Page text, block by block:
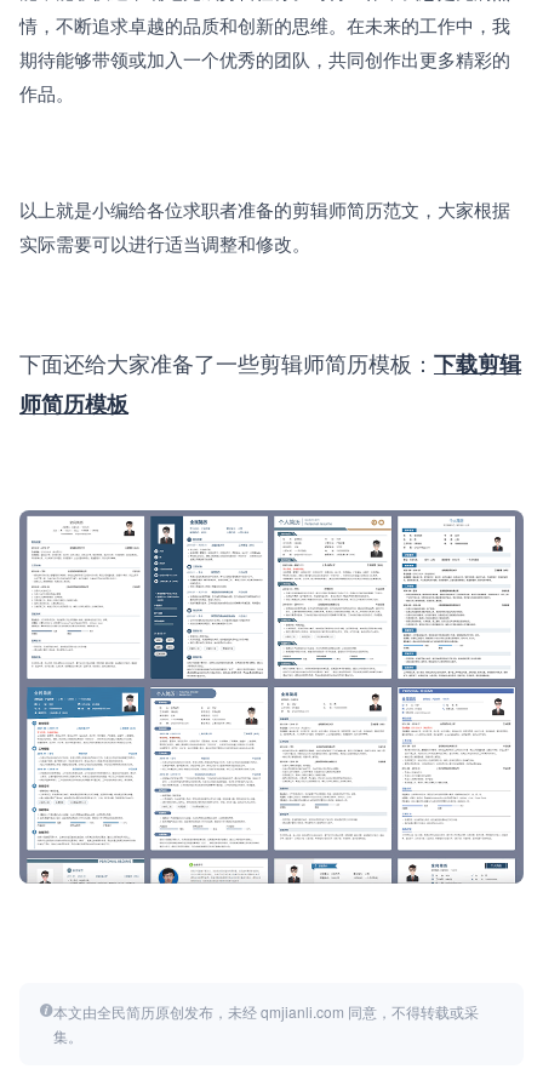
情，不断追求卓越的品质和创新的思维。在未来的工作中，我
期待能够带领或加入一个优秀的团队，共同创作出更多精彩的
作品。
以上就是小编给各位求职者准备的剪辑师简历范文，大家根据
实际需要可以进行适当调整和修改。
下面还给大家准备了一些剪辑师简历模板： 下载剪辑
师简历模板
本文由全民简历原创发布，未经 qmjianli.com 同意，不得转载或采
集。